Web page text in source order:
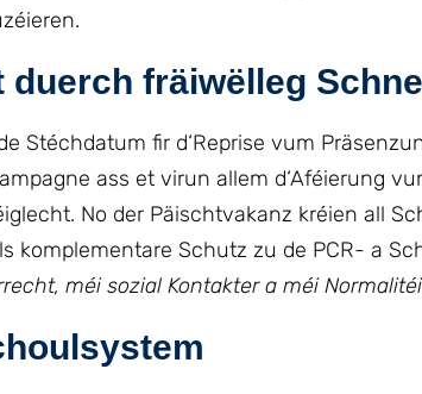
duerch fräiwëlleg
Stéchdatum fir d‘Reprise vum
ass et virun allem d‘Aféierung
No der Päischtvakanz kréien all
komplementare Schutz zu de PCR- a
méi sozial Kontakter a méi